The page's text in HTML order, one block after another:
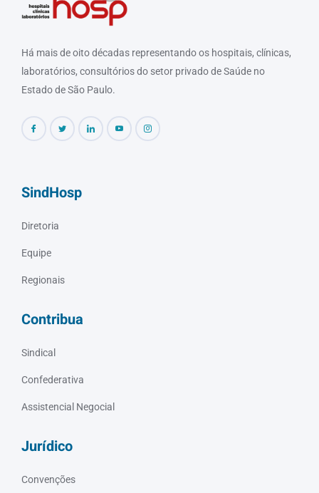
Há mais de oito décadas representando os hospitais, clínicas,
laboratórios, consultórios do setor privado de Saúde no
Estado de São Paulo.
SindHosp
Diretoria
Equipe
Regionais
Contribua
Sindical
Confederativa
Assistencial Negocial
Jurídico
Convenções